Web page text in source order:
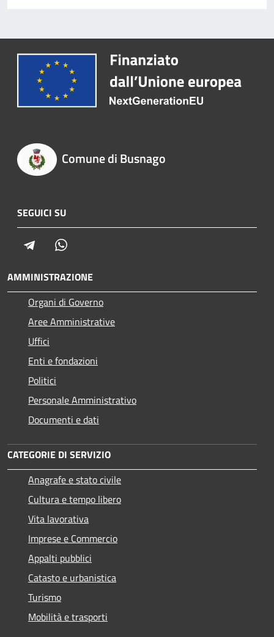
Comune di Busnago
SEGUICI SU
Telegram
AMMINISTRAZIONE
Organi di Governo
Aree Amministrative
Uffici
Enti e fondazioni
Politici
Personale Amministrativo
Documenti e dati
CATEGORIE DI SERVIZIO
Anagrafe e stato civile
Cultura e tempo libero
Vita lavorativa
Imprese e Commercio
Appalti pubblici
Catasto e urbanistica
Turismo
Mobilità e trasporti